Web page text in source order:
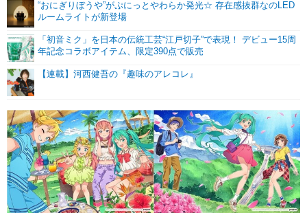
“おにぎりぼうや”がぷにっとやわらか発光☆ 存在感抜群なのLED
ルームライトが新登場
「初音ミク」を日本の伝統工芸“江戸切子”で表現！ デビュー15周
年記念コラボアイテム、限定390点で販売
【連載】河西健吾の『趣味のアレコレ』